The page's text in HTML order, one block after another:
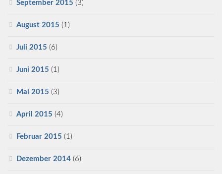
September 2015 (3)
August 2015 (1)
Juli 2015 (6)
Juni 2015 (1)
Mai 2015 (3)
April 2015 (4)
Februar 2015 (1)
Dezember 2014 (6)